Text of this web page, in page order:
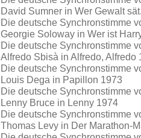
David Sumner in Wer Gewalt
Die deutsche Synchronstimme
Georgie Soloway in Wer ist
Die deutsche Synchronstimme
Alfredo Sbisà in Alfredo, Alfredo
Die deutsche Synchronstimme
Louis Dega in Papillon 1973
Die deutsche Synchronstimme
Lenny Bruce in Lenny 1974
Die deutsche Synchronstimme
Thomas Levy in Der Marathon-